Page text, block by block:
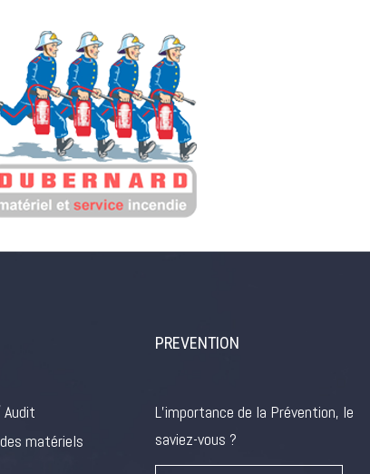
matériels
PREVENTION
L’importance de la Prévention, le
saviez-vous ?